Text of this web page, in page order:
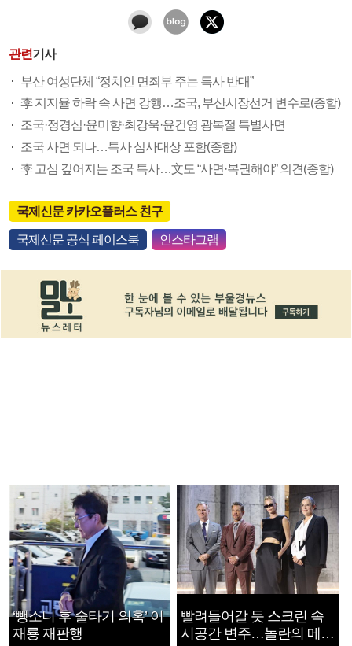
관련기사
부산 여성단체 “정치인 면죄부 주는 특사 반대”
李 지지율 하락 속 사면 강행…조국, 부산시장선거 변수로(종합)
조국·정경심·윤미향·최강욱·윤건영 광복절 특별사면
조국 사면 되나…특사 심사대상 포함(종합)
李 고심 깊어지는 조국 특사…文도 “사면·복권해야” 의견(종합)
국제신문 카카오플러스 친구
국제신문 공식 페이스북 인스타그램
‘뺑소니 후 술타기 의혹’ 이
재룡 재판행
빨려들어갈 듯 스크린 속
시공간 변주…놀란의 메시